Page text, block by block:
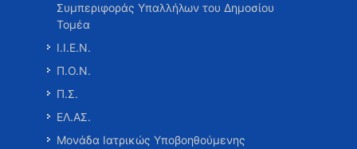
Συμπεριφοράς Υπαλλήλων του Δημοσίου
Τομέα
Ι.Ι.Ε.Ν.
Π.Ο.Ν.
Π.Σ.
ΕΛ.ΑΣ.
Μονάδα Ιατρικώς Υποβοηθούμενης